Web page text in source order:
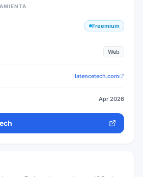
Freemium
Web
latencetech.com
Apr 2026